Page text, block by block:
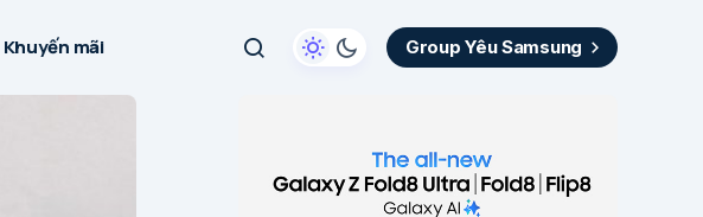
Khuyến mãi Group Yêu Samsung